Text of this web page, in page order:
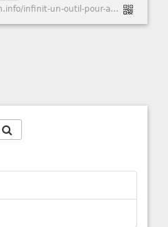
http://korben.info/infinit-un-outil-pour-agreger-vos-espaces-de-stockage-en-p2p.html